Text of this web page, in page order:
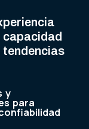
y
para